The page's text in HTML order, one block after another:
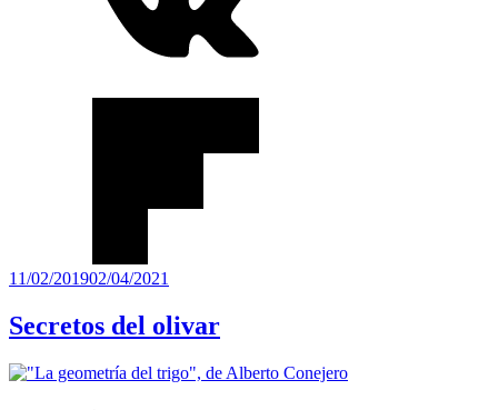
Publicado
11/02/201902/04/2021
Secretos del olivar